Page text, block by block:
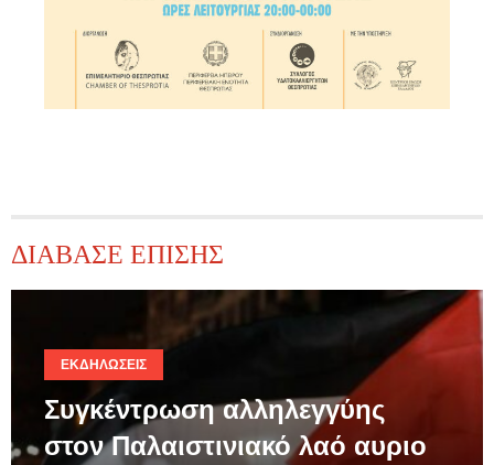
ΔΙΑΒΑΣΕ ΕΠΙΣΗΣ
ΕΚΔΗΛΏΣΕΙΣ
Συγκέντρωση αλληλεγγύης
στον Παλαιστινιακό λαό αυριο